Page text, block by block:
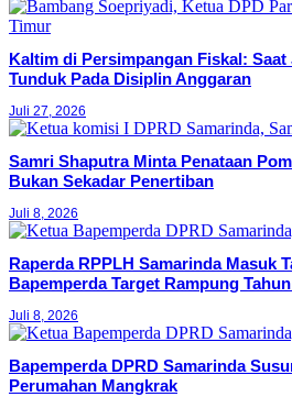
Kaltim di Persimpangan Fiskal:
Tunduk Pada Disiplin Anggaran
Juli 27, 2026
Samri Shaputra Minta Penataan
Bukan Sekadar Penertiban
Juli 8, 2026
Raperda RPPLH Samarinda Masuk
Bapemperda Target Rampung
Juli 8, 2026
Bapemperda DPRD Samarinda
Perumahan Mangkrak